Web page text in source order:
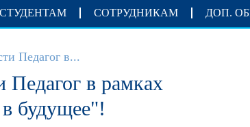
СТУДЕНТАМ СОТРУДНИКАМ ДОП.
Педагог в...
в рамках
будущее"!